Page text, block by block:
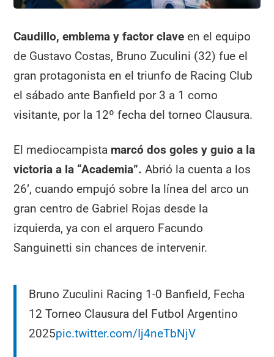
Caudillo, emblema y factor clave en el equipo
de Gustavo Costas, Bruno Zuculini (32) fue el
gran protagonista en el triunfo de Racing Club
el sábado ante Banfield por 3 a 1 como
visitante, por la 12º fecha del torneo Clausura.
El mediocampista marcó dos goles y guio a la
victoria a la “Academia”. Abrió la cuenta a los
26’, cuando empujó sobre la línea del arco un
gran centro de Gabriel Rojas desde la
izquierda, ya con el arquero Facundo
Sanguinetti sin chances de intervenir.
Bruno Zuculini Racing 1-0 Banfield, Fecha
12 Torneo Clausura del Futbol Argentino
2025pic.twitter.com/Ij4neTbNjV